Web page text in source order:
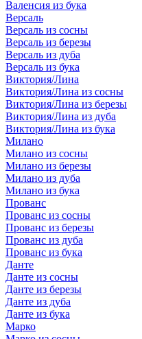
Валенсия из бука
Версаль
Версаль из сосны
Версаль из березы
Версаль из дуба
Версаль из бука
Виктория/Лина
Виктория/Лина из сосны
Виктория/Лина из березы
Виктория/Лина из дуба
Виктория/Лина из бука
Милано
Милано из сосны
Милано из березы
Милано из дуба
Милано из бука
Прованс
Прованс из сосны
Прованс из березы
Прованс из дуба
Прованс из бука
Данте
Данте из сосны
Данте из березы
Данте из дуба
Данте из бука
Марко